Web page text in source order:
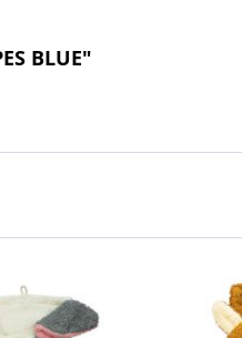
BLUE"